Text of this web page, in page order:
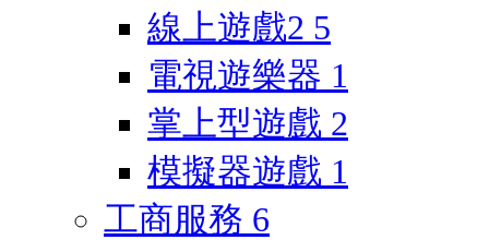
線上遊戲2 5
電視遊樂器 1
掌上型遊戲 2
模擬器遊戲 1
工商服務 6